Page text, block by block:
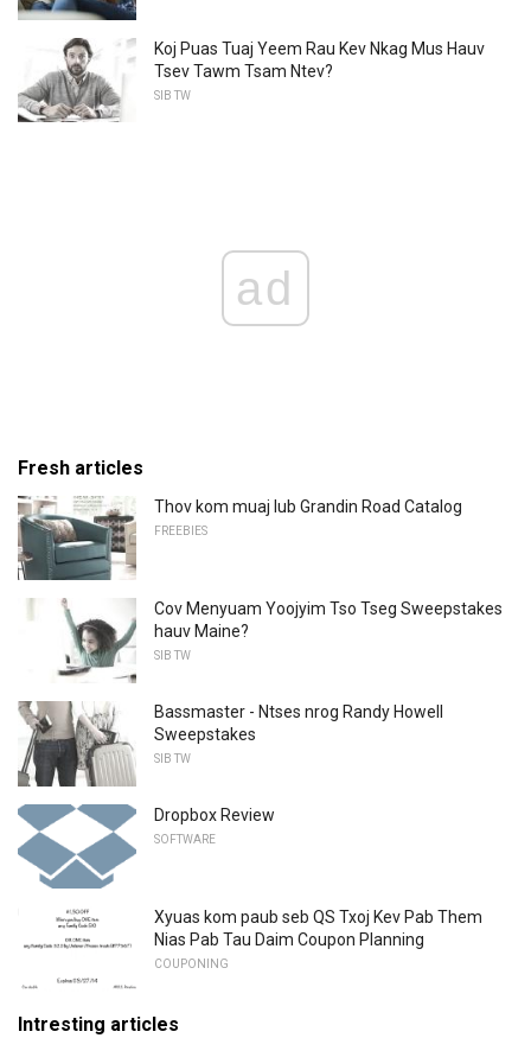
Koj Puas Tuaj Yeem Rau Kev Nkag Mus Hauv
Tsev Tawm Tsam Ntev?
SIB TW
ad
Fresh articles
Thov kom muaj lub Grandin Road Catalog
FREEBIES
Cov Menyuam Yoojyim Tso Tseg Sweepstakes
hauv Maine?
SIB TW
Bassmaster - Ntses nrog Randy Howell
Sweepstakes
SIB TW
Dropbox Review
SOFTWARE
Xyuas kom paub seb QS Txoj Kev Pab Them
Nias Pab Tau Daim Coupon Planning
COUPONING
Intresting articles